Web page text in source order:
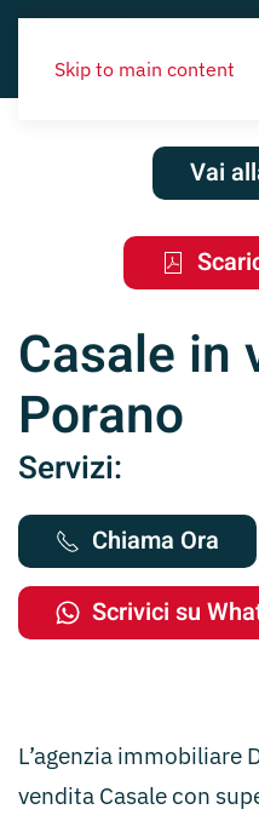
Skip to main content
Vai
Casale in
Porano
Servizi:
Chiama Ora
Scrivici su
L’agenzia immobiliare
vendita Casale con